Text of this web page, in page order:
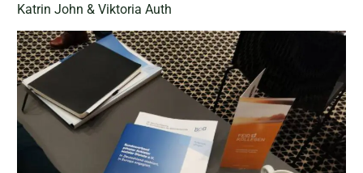
Katrin John & Viktoria Auth